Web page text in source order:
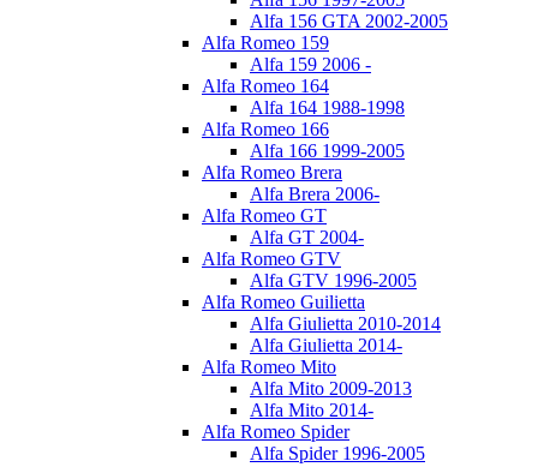
Alfa 156 GTA 2002-2005
Alfa Romeo 159
Alfa 159 2006 -
Alfa Romeo 164
Alfa 164 1988-1998
Alfa Romeo 166
Alfa 166 1999-2005
Alfa Romeo Brera
Alfa Brera 2006-
Alfa Romeo GT
Alfa GT 2004-
Alfa Romeo GTV
Alfa GTV 1996-2005
Alfa Romeo Guilietta
Alfa Giulietta 2010-2014
Alfa Giulietta 2014-
Alfa Romeo Mito
Alfa Mito 2009-2013
Alfa Mito 2014-
Alfa Romeo Spider
Alfa Spider 1996-2005